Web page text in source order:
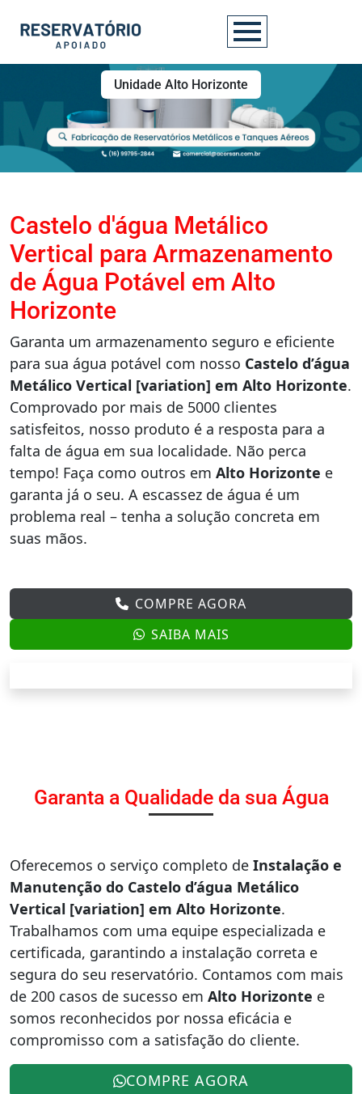
Unidade Alto Horizonte
Castelo d'água Metálico
Vertical para Armazenamento
de Água Potável em Alto
Horizonte
Garanta um armazenamento seguro e eficiente
para sua água potável com nosso Castelo d’água
Metálico Vertical [variation] em Alto Horizonte.
Comprovado por mais de 5000 clientes
satisfeitos, nosso produto é a resposta para a
falta de água em sua localidade. Não perca
tempo! Faça como outros em Alto Horizonte e
garanta já o seu. A escassez de água é um
problema real – tenha a solução concreta em
suas mãos.
COMPRE AGORA
SAIBA MAIS
Garanta a Qualidade da sua Água
Oferecemos o serviço completo de Instalação e
Manutenção do Castelo d’água Metálico
Vertical [variation] em Alto Horizonte.
Trabalhamos com uma equipe especializada e
certificada, garantindo a instalação correta e
segura do seu reservatório. Contamos com mais
de 200 casos de sucesso em Alto Horizonte e
somos reconhecidos por nossa eficácia e
compromisso com a satisfação do cliente.
COMPRE AGORA